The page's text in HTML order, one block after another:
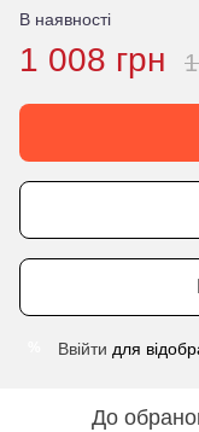
В наявності
1 008 грн
Ввійти для
До